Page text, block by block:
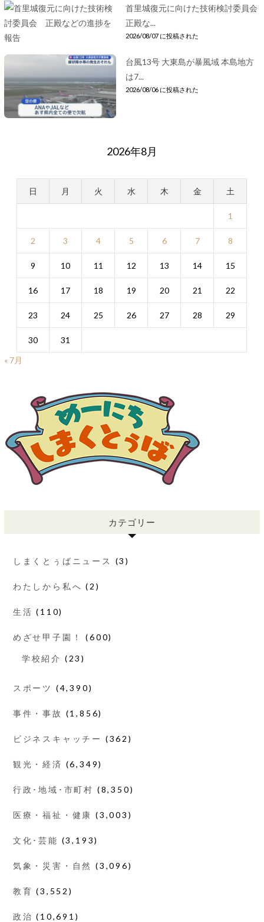
首里城復元に向けた技術検討委員会
正殿な...
2026/08/07 に投稿された
台風13号 大東島が暴風域 本島地方
は7...
2026/08/06 に投稿された
2026年8月
日 月 火 水 木 金 土
1
2 3 4 5 6 7 8
9 10 11 12 13 14 15
16 17 18 19 20 21 22
23 24 25 26 27 28 29
30
31
« 7月
カテゴリー
しまくとぅばニュース (3)
わたしから私へ (2)
生活 (110)
めざせ甲子園！ (600)
学校紹介 (23)
スポーツ (4,390)
事件・事故 (1,856)
ビジネスキャッチー (362)
観光・経済 (6,349)
行政･地域･市町村 (8,350)
医療・福祉・健康 (3,003)
文化･芸能 (3,193)
気象・災害・自然 (3,096)
教育 (3,552)
政治 (10,691)